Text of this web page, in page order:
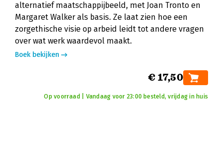
alternatief maatschappijbeeld, met Joan Tronto en
Margaret Walker als basis. Ze laat zien hoe een
zorgethische visie op arbeid leidt tot andere vragen
over wat werk waardevol maakt.
Boek bekijken
€ 17,50
Op voorraad | Vandaag voor 23:00 besteld, vrijdag in huis